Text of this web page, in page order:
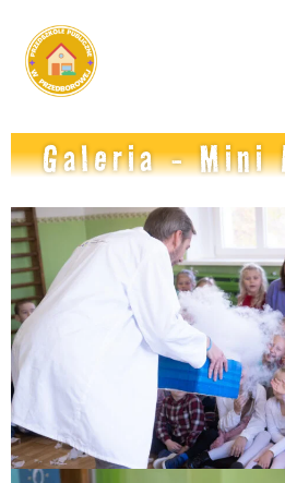
Galeria - Mini